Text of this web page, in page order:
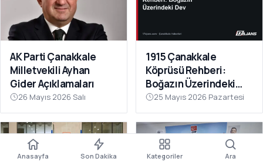
AK Parti Çanakkale
Milletvekili Ayhan
Gider Açıklamaları
26 Mayıs 2026 Salı
1915 Çanakkale
Köprüsü Rehberi:
Boğazın Üzerindeki
Dev25 Mayıs 2026 Pazartesi
Anasayfa Son Dakika Kategoriler Ara